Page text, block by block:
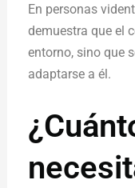
En personas
demuestra que el
entorno, sino que
adaptarse a él.